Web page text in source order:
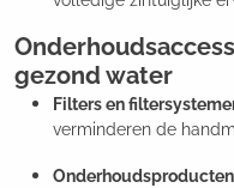
gezond water
Filters en
verminderen de